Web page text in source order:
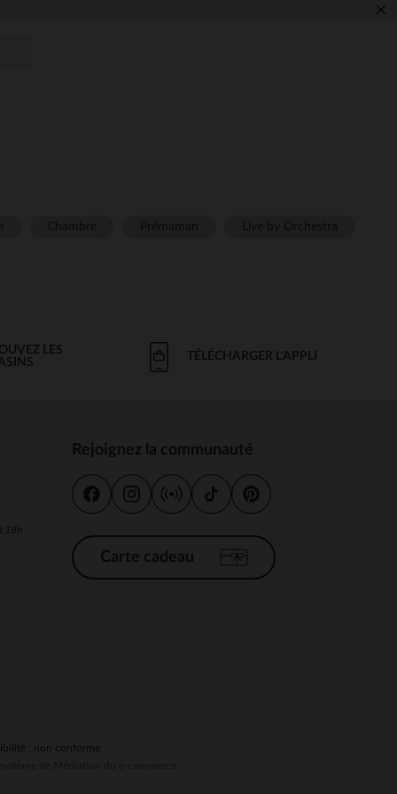
de confidentialité, en garantissant la conformité avec
×
LES
TÉLÉCHARGER L'APPLI
18h
Rejoignez la communauté
Carte cadeau
: non conforme